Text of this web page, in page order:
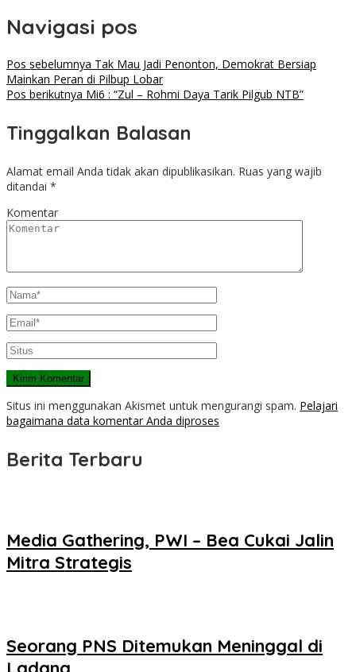
Navigasi pos
Pos sebelumnya Tak Mau Jadi Penonton, Demokrat Bersiap
Mainkan Peran di Pilbup Lobar
Pos berikutnya Mi6 : “Zul – Rohmi Daya Tarik Pilgub NTB”
Tinggalkan Balasan
Alamat email Anda tidak akan dipublikasikan. Ruas yang wajib
ditandai *
Komentar
Situs ini menggunakan Akismet untuk mengurangi spam. Pelajari
bagaimana data komentar Anda diproses
Berita Terbaru
Media Gathering, PWI – Bea Cukai Jalin
Mitra Strategis
Seorang PNS Ditemukan Meninggal di